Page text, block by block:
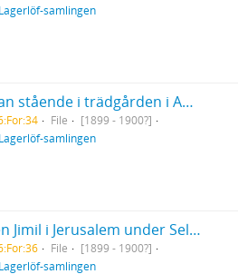
samlingen
Sophie Elkan stående i trädgården i American Colony i Jerusalem under sin Orientresa med Selma Lagerlöf
File
[1899 - 1900?]
samlingen
Spåmannen Jimil i Jerusalem under Selma Lagerlöfs Orientresa
File
[1899 - 1900?]
samlingen